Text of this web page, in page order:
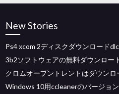
New Stories
Ps4 xcom 2ディスクダウンロードdlc
3b2ソフトウェアの無料ダウンロー
クロムオープントレントはダウンロ
Windows 10用ccleanerのバージョ